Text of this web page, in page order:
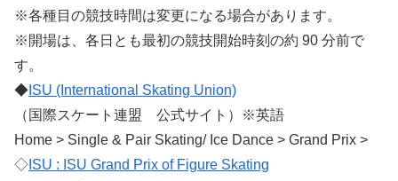
※各種目の競技時間は変更になる場合があります。
※開場は、各日とも最初の競技開始時刻の約 90 分前で
す。
◆ ISU (International Skating Union)
（国際スケート連盟 公式サイト）※英語
Home > Single & Pair Skating/ Ice Dance > Grand Prix >
◇ ISU : ISU Grand Prix of Figure Skating